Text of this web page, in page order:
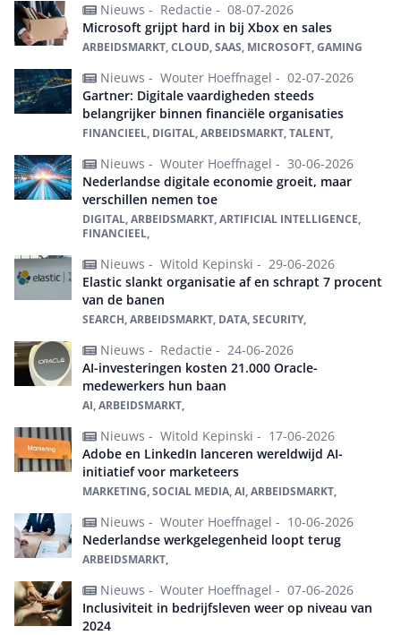
Nieuws - Redactie - 08-07-2026
Microsoft grijpt hard in bij Xbox en sales
ARBEIDSMARKT, CLOUD, SAAS, MICROSOFT, GAMING
Nieuws - Wouter Hoeffnagel - 02-07-2026
Gartner: Digitale vaardigheden steeds
belangrijker binnen financiële organisaties
FINANCIEEL, DIGITAL, ARBEIDSMARKT, TALENT,
Nieuws - Wouter Hoeffnagel - 30-06-2026
Nederlandse digitale economie groeit, maar
verschillen nemen toe
DIGITAL, ARBEIDSMARKT, ARTIFICIAL INTELLIGENCE,
FINANCIEEL,
Nieuws - Witold Kepinski - 29-06-2026
Elastic slankt organisatie af en schrapt 7 procent
van de banen
SEARCH, ARBEIDSMARKT, DATA, SECURITY,
Nieuws - Redactie - 24-06-2026
AI-investeringen kosten 21.000 Oracle-
medewerkers hun baan
AI, ARBEIDSMARKT,
Nieuws - Witold Kepinski - 17-06-2026
Adobe en LinkedIn lanceren wereldwijd AI-
initiatief voor marketeers
MARKETING, SOCIAL MEDIA, AI, ARBEIDSMARKT,
Nieuws - Wouter Hoeffnagel - 10-06-2026
Nederlandse werkgelegenheid loopt terug
ARBEIDSMARKT,
Nieuws - Wouter Hoeffnagel - 07-06-2026
Inclusiviteit in bedrijfsleven weer op niveau van
2024